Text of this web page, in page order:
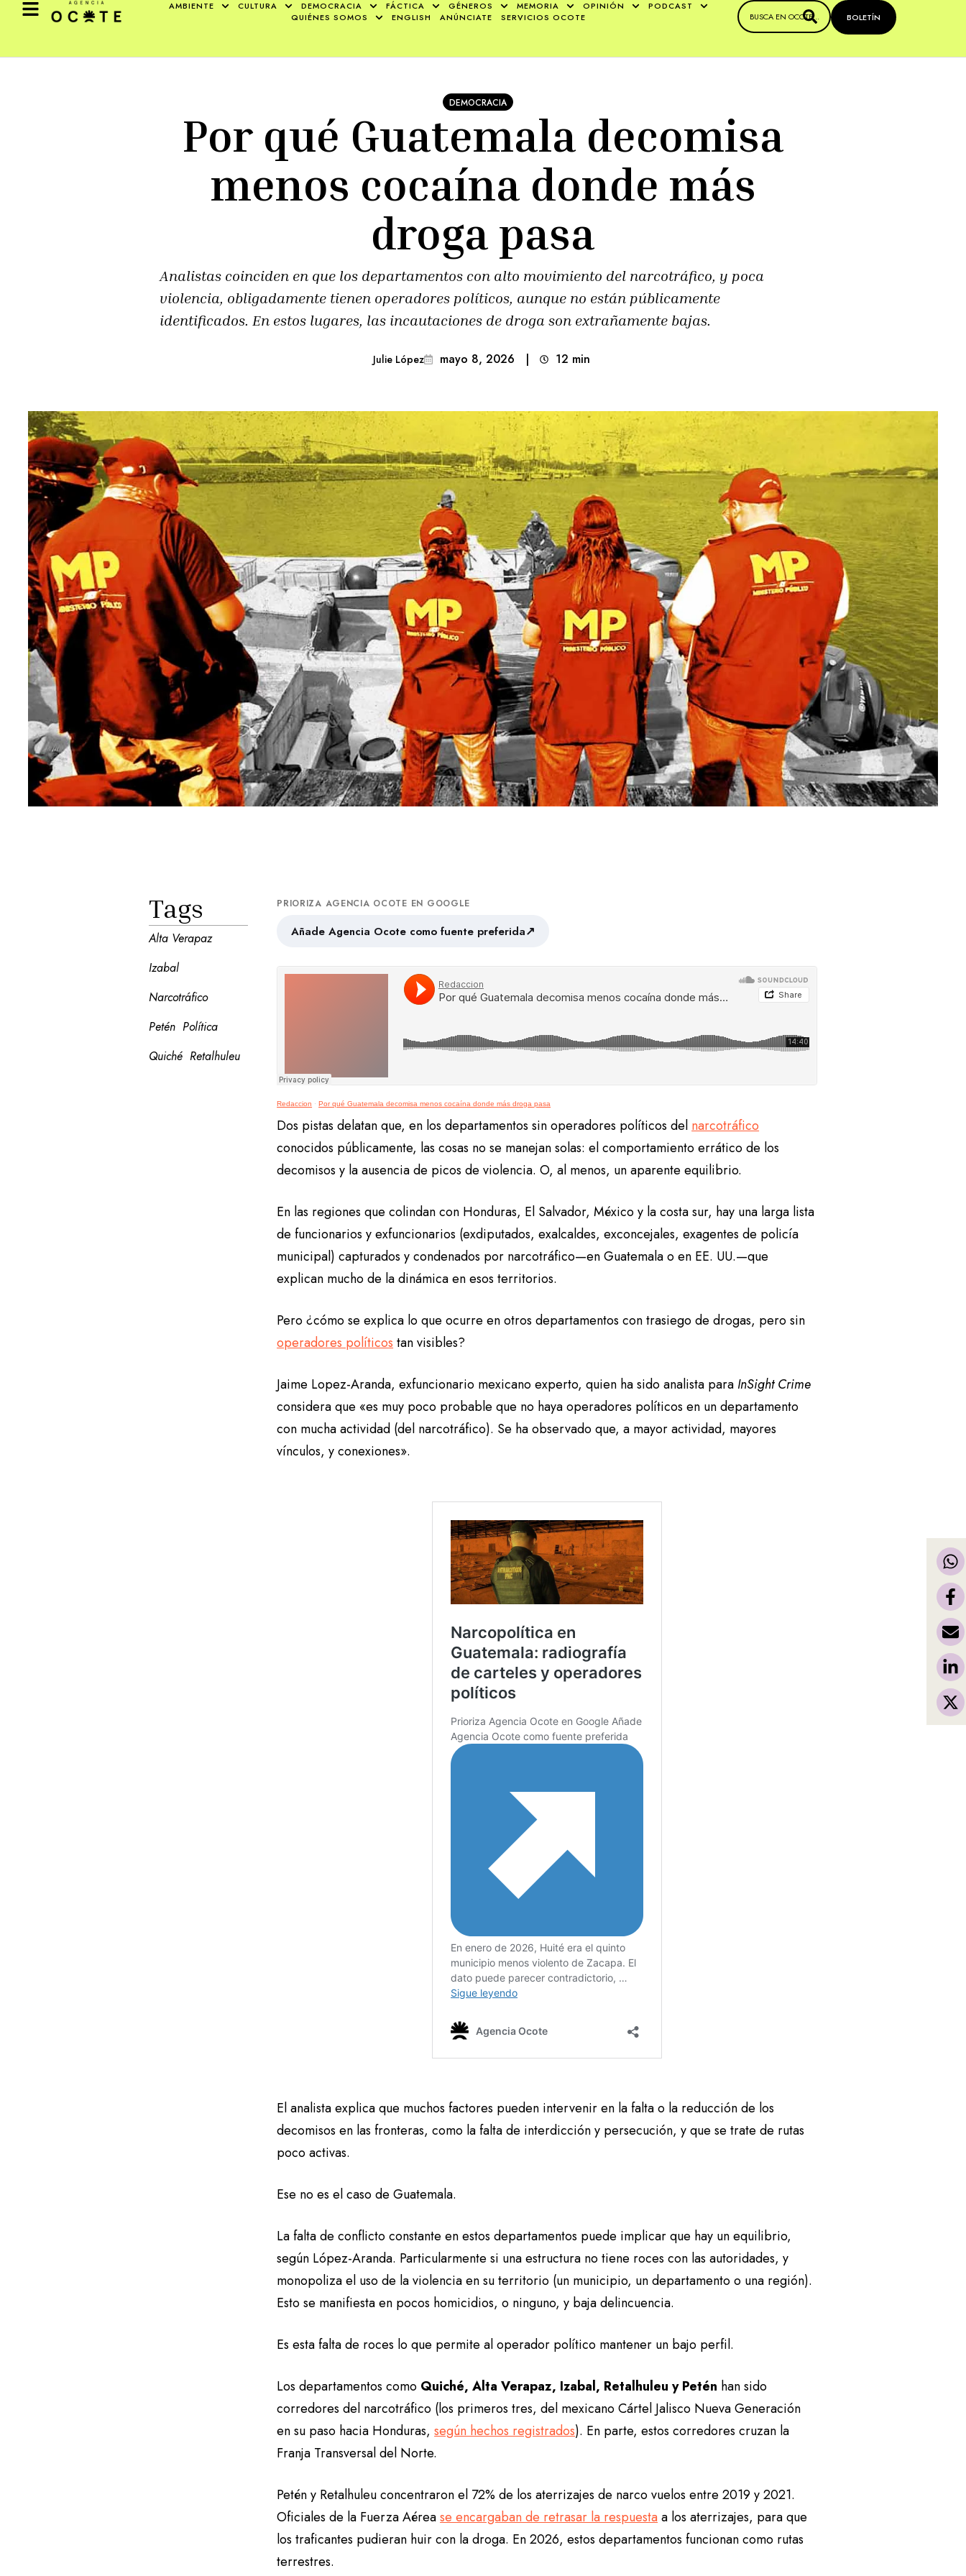
AMBIENTE CULTURA DEMOCRACIA FÁCTICA GÉNEROS MEMORIA OPINIÓN
PODCAST
QUIÉNES SOMOS
ENGLISH ANÚNCIATE SERVICIOS OCOTE BOLETÍN
DEMOCRACIA
Por qué Guatemala decomisa
menos cocaína donde más
droga pasa
Analistas coinciden en que los departamentos con alto movimiento del narcotráfico, y poca
violencia, obligadamente tienen operadores políticos, aunque no están públicamente
identificados. En estos lugares, las incautaciones de droga son extrañamente bajas.
Julie López mayo 8, 2026 | 12 min
Tags
Alta Verapaz
Izabal
Narcotráfico
Petén Política
Quiché Retalhuleu
PRIORIZA AGENCIA OCOTE EN GOOGLE
Añade Agencia Ocote como fuente preferida↗
Redaccion ·Por qué Guatemala decomisa menos cocaína donde más droga pasa
Dos pistas delatan que, en los departamentos sin operadores políticos del narcotráfico
conocidos públicamente, las cosas no se manejan solas: el comportamiento errático de los
decomisos y la ausencia de picos de violencia. O, al menos, un aparente equilibrio.
En las regiones que colindan con Honduras, El Salvador, México y la costa sur, hay una larga lista
de funcionarios y exfuncionarios (exdiputados, exalcaldes, exconcejales, exagentes de policía
municipal) capturados y condenados por narcotráfico—en Guatemala o en EE. UU.—que
explican mucho de la dinámica en esos territorios.
Pero ¿cómo se explica lo que ocurre en otros departamentos con trasiego de drogas, pero sin
operadores políticos tan visibles?
Jaime Lopez-Aranda, exfuncionario mexicano experto, quien ha sido analista para InSight Crime
considera que «es muy poco probable que no haya operadores políticos en un departamento
con mucha actividad (del narcotráfico). Se ha observado que, a mayor actividad, mayores
vínculos, y conexiones».
El analista explica que muchos factores pueden intervenir en la falta o la reducción de los
decomisos en las fronteras, como la falta de interdicción y persecución, y que se trate de rutas
poco activas.
Ese no es el caso de Guatemala.
La falta de conflicto constante en estos departamentos puede implicar que hay un equilibrio,
según López-Aranda. Particularmente si una estructura no tiene roces con las autoridades, y
monopoliza el uso de la violencia en su territorio (un municipio, un departamento o una región).
Esto se manifiesta en pocos homicidios, o ninguno, y baja delincuencia.
Es esta falta de roces lo que permite al operador político mantener un bajo perfil.
Los departamentos como Quiché, Alta Verapaz, Izabal, Retalhuleu y Petén han sido
corredores del narcotráfico (los primeros tres, del mexicano Cártel Jalisco Nueva Generación
en su paso hacia Honduras,según hechos registrados). En parte, estos corredores cruzan la
Franja Transversal del Norte.
Petén y Retalhuleu concentraron el 72% de los aterrizajes de narco vuelos entre 2019 y 2021.
Oficiales de la Fuerza Aérease encargaban de retrasar la respuestaa los aterrizajes, para que
los traficantes pudieran huir con la droga. En 2026, estos departamentos funcionan como rutas
terrestres.